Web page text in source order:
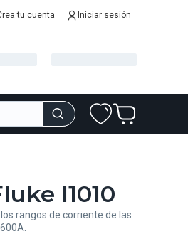
tu cuenta Iniciar sesión
I1010
rangos de corriente de las
600A.